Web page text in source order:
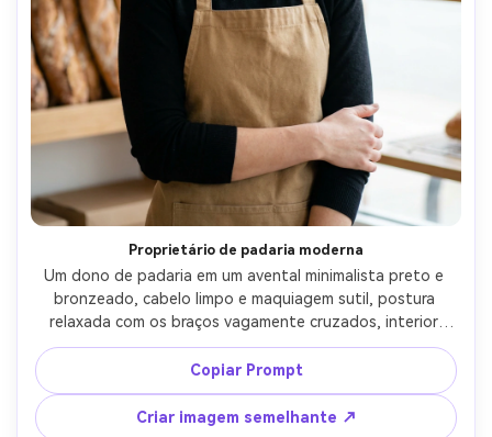
Proprietário de padaria moderna
Um dono de padaria em um avental minimalista preto e
bronzeado, cabelo limpo e maquiagem sutil, postura
relaxada com os braços vagamente cruzados, interior
moderno de padaria com prateleiras limpas e baguetes
embaçadas no fundo, enchimento de softbox equilibrado
à luz do dia, Fujifilm GFX 100S 110mm f/2, 4:5 molduras
editoriais do meio corpo, detalhes nítidos, textura
Copiar Prompt
Criar imagem semelhante ↗